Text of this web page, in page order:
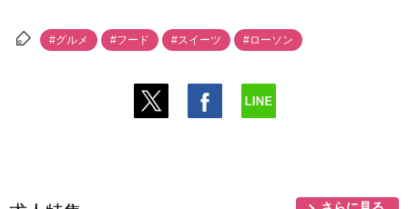
#グルメ #フード #スイーツ #ローソン